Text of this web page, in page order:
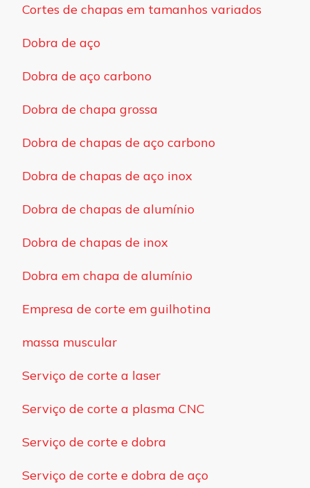
Cortes de chapas em tamanhos variados
Dobra de aço
Dobra de aço carbono
Dobra de chapa grossa
Dobra de chapas de aço carbono
Dobra de chapas de aço inox
Dobra de chapas de alumínio
Dobra de chapas de inox
Dobra em chapa de alumínio
Empresa de corte em guilhotina
massa muscular
Serviço de corte a laser
Serviço de corte a plasma CNC
Serviço de corte e dobra
Serviço de corte e dobra de aço